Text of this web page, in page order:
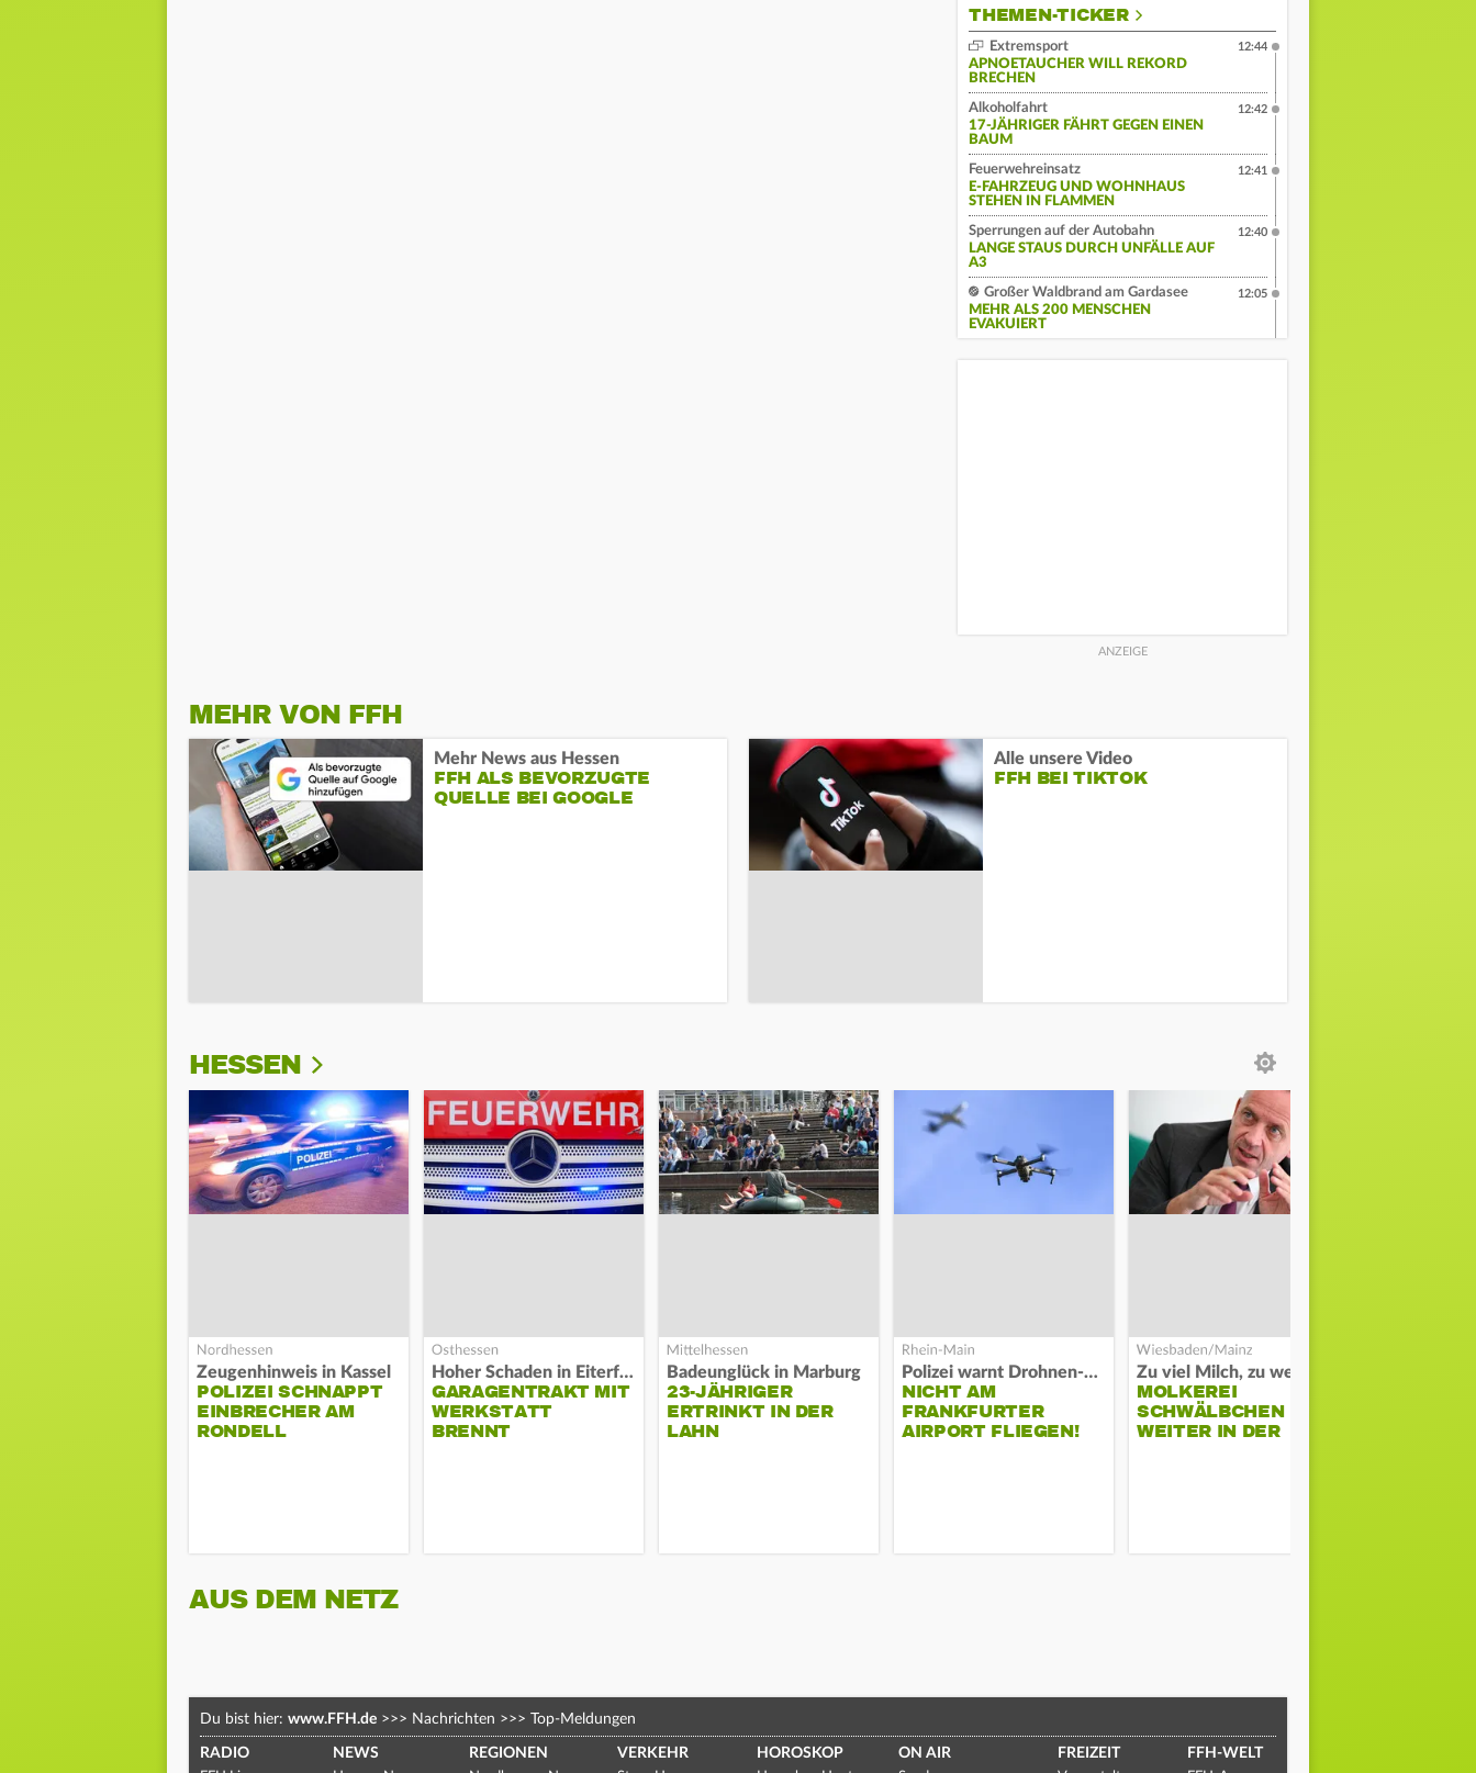
THEMEN-TICKER
Extremsport
APNOETAUCHER WILL REKORD
BRECHEN
12:44
Alkoholfahrt
17-JÄHRIGER FÄHRT GEGEN EINEN
BAUM
12:42
Feuerwehreinsatz
E-FAHRZEUG UND WOHNHAUS
STEHEN IN FLAMMEN
12:41
Sperrungen auf der Autobahn
LANGE STAUS DURCH UNFÄLLE AUF
A3
12:40
Großer Waldbrand am Gardasee
MEHR ALS 200 MENSCHEN
EVAKUIERT
12:05
MEHR VON FFH
Mehr News aus Hessen
FFH ALS BEVORZUGTE
QUELLE BEI GOOGLE
Alle unsere Video
FFH BEI TIKTOK
HESSEN
Zeugenhinweis in Kassel
POLIZEI SCHNAPPT
EINBRECHER AM
RONDELL
Hoher Schaden in Eiterfeld
GARAGENTRAKT MIT
WERKSTATT
BRENNT
Badeunglück in Marburg
23-JÄHRIGER
ERTRINKT IN DER
LAHN
Polizei warnt Drohnen-Besitzer
NICHT AM
FRANKFURTER
AIRPORT FLIEGEN!
MOLKEREI
SCHWÄLBCHEN
WEITER IN DER
AUS DEM NETZ
Du bist hier: www.FFH.de >>> Nachrichten >>> Top-Meldungen
RADIO NEWS REGIONEN VERKEHR HOROSKOP ON AIR FREIZEIT FFH-WELT